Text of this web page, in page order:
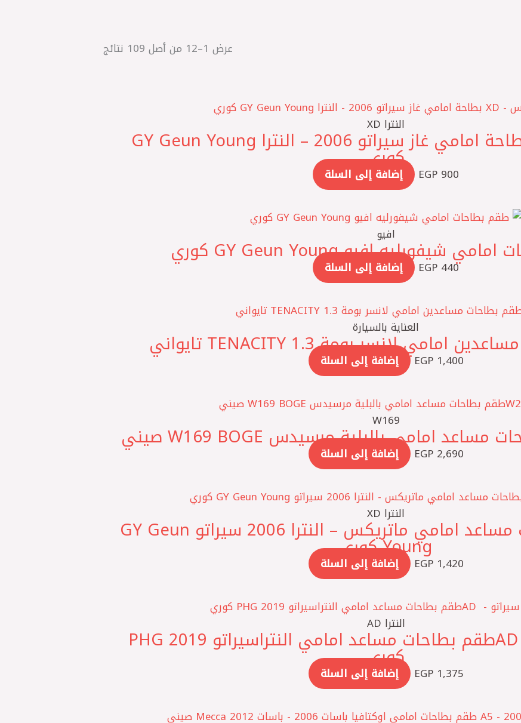
عرض 1–12 من أصل 109 نتائج
النترا XD
‎ماتريكس – XD بطاحة امامي غاز سيراتو 2006 – النترا GY Geun Young
كوري
EGP 900 إضافة إلى السلة
افيو
EGP 440 إضافة إلى السلة
العناية بالسيارة
EGP1,400 إضافة إلى السلة
W169
EGP2,690 إضافة إلى السلة
النترا XD
– ‎XD طقم بطاحات مساعد امامي ماتريكس – النترا 2006 سيراتو GY Geun
Young كوري
EGP1,420 إضافة إلى السلة
النترا AD
– ‎جراند سيراتو – AD ‎طقم بطاحات مساعد امامي النترا سيراتو 2019 PHG
كوري
EGP1,375 إضافة إلى السلة